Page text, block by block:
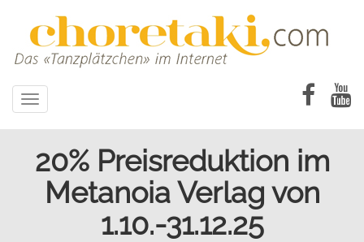
Toggle
navigation
20% Preisreduktion im
Metanoia Verlag von
1.10.-31.12.25